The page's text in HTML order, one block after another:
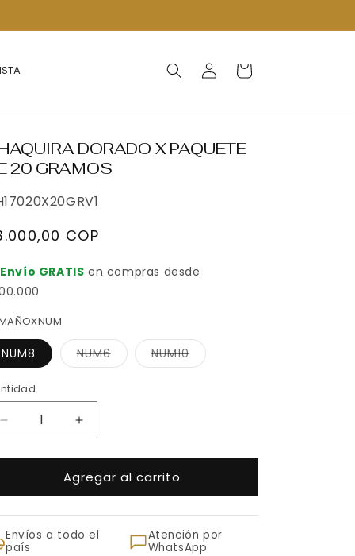
Iniciar
sesión
Carrito
DORADO X PAQUETE
20 GRAMOS
COP
Envío GRATIS en compras desde
NUM8 NUM6Variante
agotada
NUM10Variante
agotada
Reducir
cantidad
para
CHAQUIRA
DORADO
PAQUETE
DE
Aumentar
cantidad
para
CHAQUIRA
DORADO
PAQUETE
DE
Agregar al carrito
Envíos a todo el
país
Atención por
WhatsApp